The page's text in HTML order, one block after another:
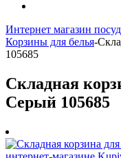
Интернет магазин
Корзины для белья-
105685
Складная
Серый 105685